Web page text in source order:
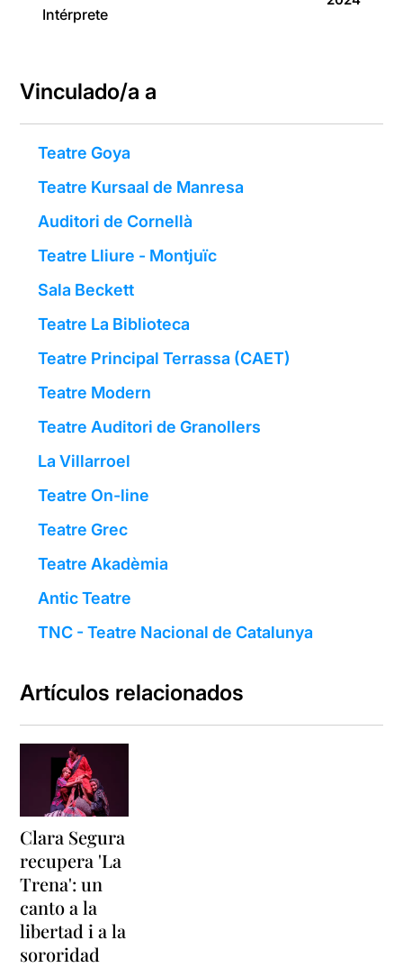
Intérprete
Vinculado/a a
Teatre Goya
Teatre Kursaal de Manresa
Auditori de Cornellà
Teatre Lliure - Montjuïc
Sala Beckett
Teatre La Biblioteca
Teatre Principal Terrassa (CAET)
Teatre Modern
Teatre Auditori de Granollers
La Villarroel
Teatre On-line
Teatre Grec
Teatre Akadèmia
Antic Teatre
TNC - Teatre Nacional de Catalunya
Artículos relacionados
Clara Segura
recupera 'La
Trena': un
canto a la
libertad i a la
sororidad